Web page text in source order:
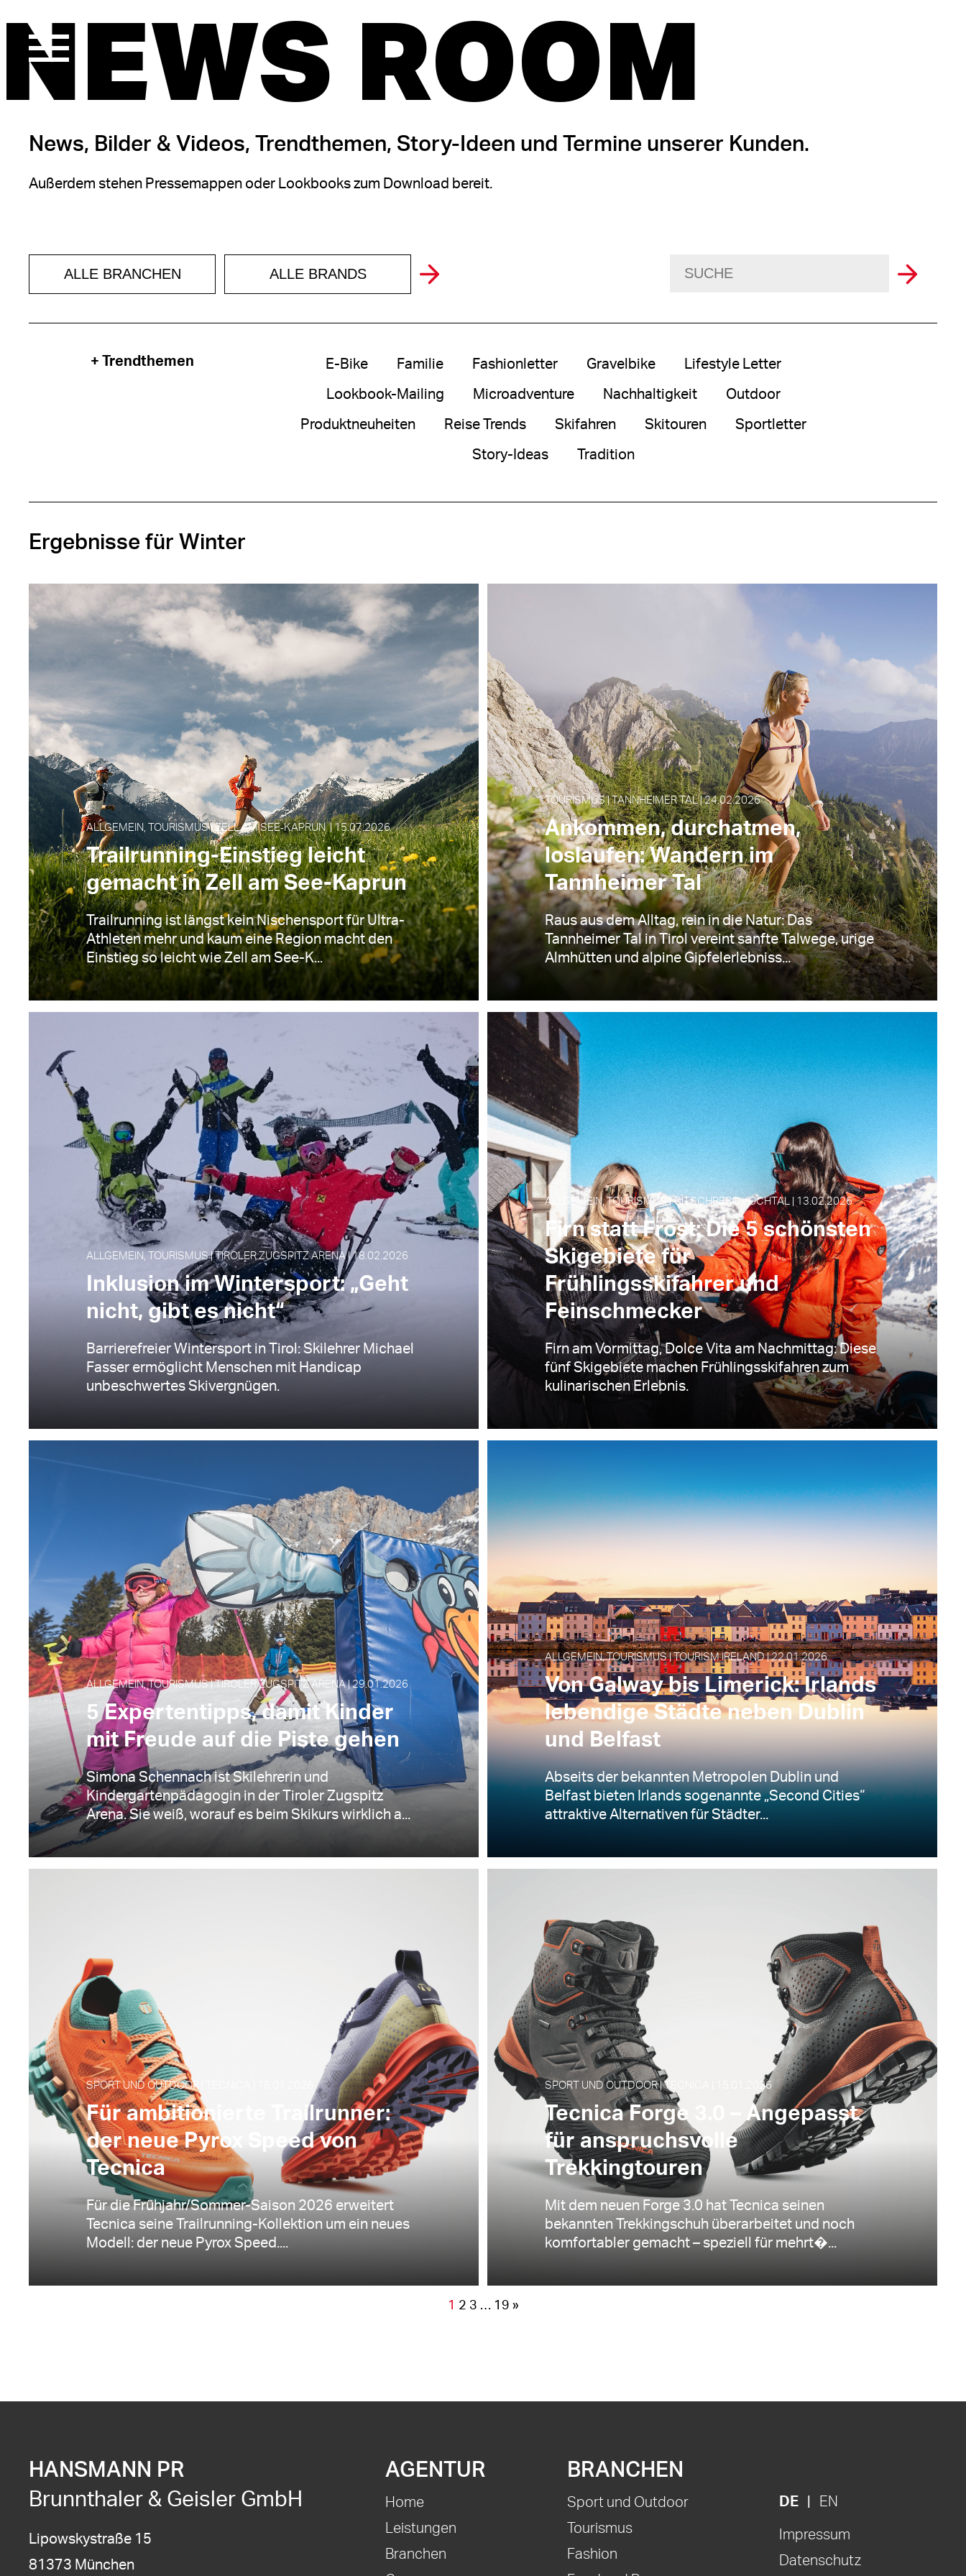
NEWS ROOM
News, Bilder & Videos, Trendthemen, Story-Ideen und Termine unserer Kunden.
Außerdem stehen Pressemappen oder Lookbooks zum Download bereit.
ALLE BRANCHEN ALLE BRANDS
+ Trendthemen E-Bike Familie Fashionletter Gravelbike Lifestyle Letter
Lookbook-Mailing Microadventure Nachhaltigkeit Outdoor
Produktneuheiten Reise Trends Skifahren Skitouren Sportletter
Story-Ideas Tradition
Ergebnisse für Winter
ALLGEMEIN, TOURISMUS | ZELL AM SEE‑KAPRUN | 15.07.2026
Trailrunning-Einstieg leicht
gemacht in Zell am See-Kaprun
Trailrunning ist längst kein Nischensport für Ultra-
Athleten mehr und kaum eine Region macht den
Einstieg so leicht wie Zell am See-K...
TOURISMUS | TANNHEIMER TAL | 24.02.2026
Ankommen, durchatmen,
loslaufen: Wandern im
Tannheimer Tal
Raus aus dem Alltag, rein in die Natur: Das
Tannheimer Tal in Tirol vereint sanfte Talwege, urige
Almhütten und alpine Gipfelerlebniss...
ALLGEMEIN, TOURISMUS | TIROLER ZUGSPITZ ARENA | 18.02.2026
Inklusion im Wintersport: „Geht
nicht, gibt es nicht“
Barrierefreier Wintersport in Tirol: Skilehrer Michael
Fasser ermöglicht Menschen mit Handicap
unbeschwertes Skivergnügen.
ALLGEMEIN, TOURISMUS | GITSCHBERG JOCHTAL | 13.02.2026
Firn statt Frost: Die 5 schönsten
Skigebiete für
Frühlingsskifahrer und
Feinschmecker
Firn am Vormittag, Dolce Vita am Nachmittag: Diese
fünf Skigebiete machen Frühlingsskifahren zum
kulinarischen Erlebnis.
ALLGEMEIN, TOURISMUS | TIROLER ZUGSPITZ ARENA | 29.01.2026
5 Expertentipps, damit Kinder
mit Freude auf die Piste gehen
Simona Schennach ist Skilehrerin und
Kindergartenpädagogin in der Tiroler Zugspitz
Arena. Sie weiß, worauf es beim Skikurs wirklich a...
ALLGEMEIN, TOURISMUS | TOURISM IRELAND | 22.01.2026
Von Galway bis Limerick: Irlands
lebendige Städte neben Dublin
und Belfast
Abseits der bekannten Metropolen Dublin und
Belfast bieten Irlands sogenannte „Second Cities“
attraktive Alternativen für Städter...
SPORT UND OUTDOOR | TECNICA | 15.01.2026
Für ambitionierte Trailrunner:
der neue Pyrox Speed von
Tecnica
Für die Frühjahr/Sommer-Saison 2026 erweitert
Tecnica seine Trailrunning-Kollektion um ein neues
Modell: der neue Pyrox Speed....
SPORT UND OUTDOOR | TECNICA | 15.01.2026
Tecnica Forge 3.0 – Angepasst
für anspruchsvolle
Trekkingtouren
Mit dem neuen Forge 3.0 hat Tecnica seinen
bekannten Trekkingschuh überarbeitet und noch
komfortabler gemacht – speziell für mehrt�...
1 2 3 … 19 »
HANSMANN PR
Brunnthaler & Geisler GmbH
Lipowskystraße 15
81373 München
AGENTUR
Home
Leistungen
Branchen
BRANCHEN
Sport und Outdoor
Tourismus
Fashion
DE EN
Impressum
Datenschutz